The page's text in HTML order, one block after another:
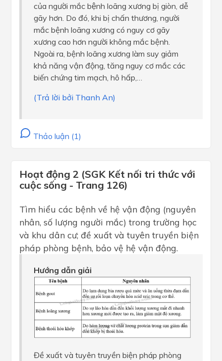
của người mắc bệnh loãng xương bị giòn, dễ
gãy hơn. Do đó, khi bị chấn thương, người
mắc bệnh loãng xương có nguy cơ gãy
xương cao hơn người không mắc bệnh.
Ngoài ra, bệnh loãng xương làm suy giảm
khả năng vận động, tăng nguy cơ mắc các
biến chứng tim mạch, hô hấp,…
(Trả lời bởi Thanh An)
Thảo luận (1)
Hoạt động 2 (SGK Kết nối tri thức với
cuộc sống - Trang 126)
Tìm hiểu các bệnh về hệ vận động (nguyên
nhân, số lượng người mắc) trong trường học
và khu dân cư; đề xuất và tuyên truyền biện
pháp phòng bệnh, bảo vệ hệ vận động.
Hướng dẫn giải
Đề xuất và tuyên truyền biện pháp phòng